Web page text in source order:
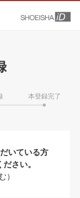
本登録完了
いている方
さい。
）